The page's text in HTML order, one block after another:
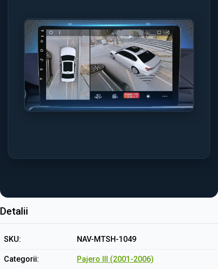
Detalii
SKU NAV-MTSH-1049
Categorii Pajero III (2001-2006)